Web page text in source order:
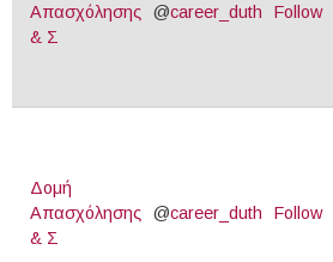
Απασχόλησης
& Σ
@career_duth Follow
Δομή
Απασχόλησης
& Σ
@career_duth Follow